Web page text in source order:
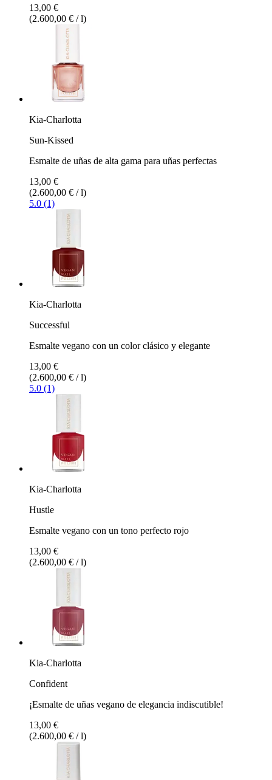
13,00 €
(2.600,00 € / l)
Kia-Charlotta
Sun-Kissed
Esmalte de uñas de alta gama para uñas perfectas
13,00 €
(2.600,00 € / l)
5.0 (1)
Kia-Charlotta
Successful
Esmalte vegano con un color clásico y elegante
13,00 €
(2.600,00 € / l)
5.0 (1)
Kia-Charlotta
Hustle
Esmalte vegano con un tono perfecto rojo
13,00 €
(2.600,00 € / l)
Kia-Charlotta
Confident
¡Esmalte de uñas vegano de elegancia indiscutible!
13,00 €
(2.600,00 € / l)